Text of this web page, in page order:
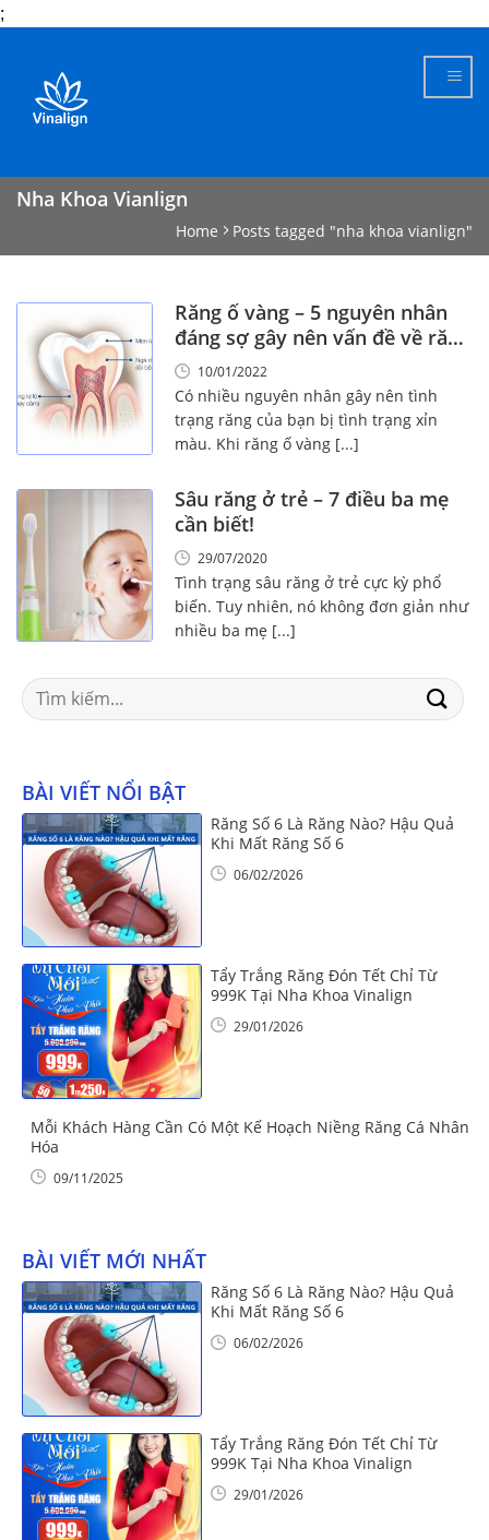
;
content
Nha Khoa Vianlign
Home Posts tagged "nha khoa vianlign"
Răng ố vàng – 5 nguyên nhân
đáng sợ gây nên vấn đề về răng
bị ố vàng!
10/01/2022
Có nhiều nguyên nhân gây nên tình
trạng răng của bạn bị tình trạng xỉn
màu. Khi răng ố vàng [...]
Sâu răng ở trẻ – 7 điều ba mẹ
cần biết!
29/07/2020
Tình trạng sâu răng ở trẻ cực kỳ phổ
biến. Tuy nhiên, nó không đơn giản như
nhiều ba mẹ [...]
Search
for:
BÀI VIẾT NỔI BẬT
Răng Số 6 Là Răng Nào? Hậu Quả
Khi Mất Răng Số 6
06/02/2026
Tẩy Trắng Răng Đón Tết Chỉ Từ
999K Tại Nha Khoa Vinalign
29/01/2026
Mỗi Khách Hàng Cần Có Một Kế Hoạch Niềng Răng Cá Nhân
Hóa
09/11/2025
BÀI VIẾT MỚI NHẤT
Răng Số 6 Là Răng Nào? Hậu Quả
Khi Mất Răng Số 6
06/02/2026
Tẩy Trắng Răng Đón Tết Chỉ Từ
999K Tại Nha Khoa Vinalign
29/01/2026